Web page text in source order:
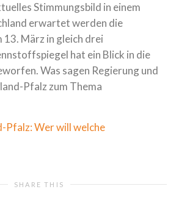
Stimmungsbild in einem
erwartet werden die
13. März in gleich drei
hat ein Blick in die
Was sagen Regierung und
Pfalz zum Thema
Pfalz: Wer will welche
SHARE THIS